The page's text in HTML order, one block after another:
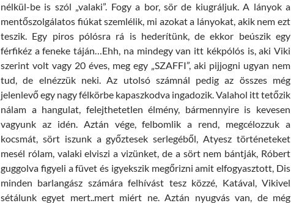
nélkül-be is szól „valaki”. Fogy a bor, sör de kiugráljuk. A lányok a
mentőszolgálatos fiúkat szemlélik, mi azokat a lányokat, akik nem ezt
teszik. Egy piros pólósra rá is hederítünk, de ekkor beúszik egy
férfikéz a feneke táján…Ehh, na mindegy van itt kékpólós is, aki Viki
szerint volt vagy 20 éves, meg egy „SZAFFI”, aki pijjogni ugyan nem
tud, de elnézzük neki. Az utolsó számnál pedig az összes még
jelenlevő egy nagy félkörbe kapaszkodva ingadozik. Valahol itt tetőzik
nálam a hangulat, felejthetetlen élmény, bármennyire is kevesen
vagyunk az idén. Aztán vége, felbomlik a rend, megcélozzuk a
kocsmát, sört iszunk a győztesek serlegéből, Atyesz történeteket
mesél rólam, valaki elviszi a vizünket, de a sört nem bántják, Róbert
guggolva figyeli a füvet és igyekszik megőrizni amit elfogyasztott, Dis
minden barlangász számára felhívást tesz közzé, Katával, Vikivel
sétálunk egyet mert..mert miért ne. Aztán nyugvás van, de még